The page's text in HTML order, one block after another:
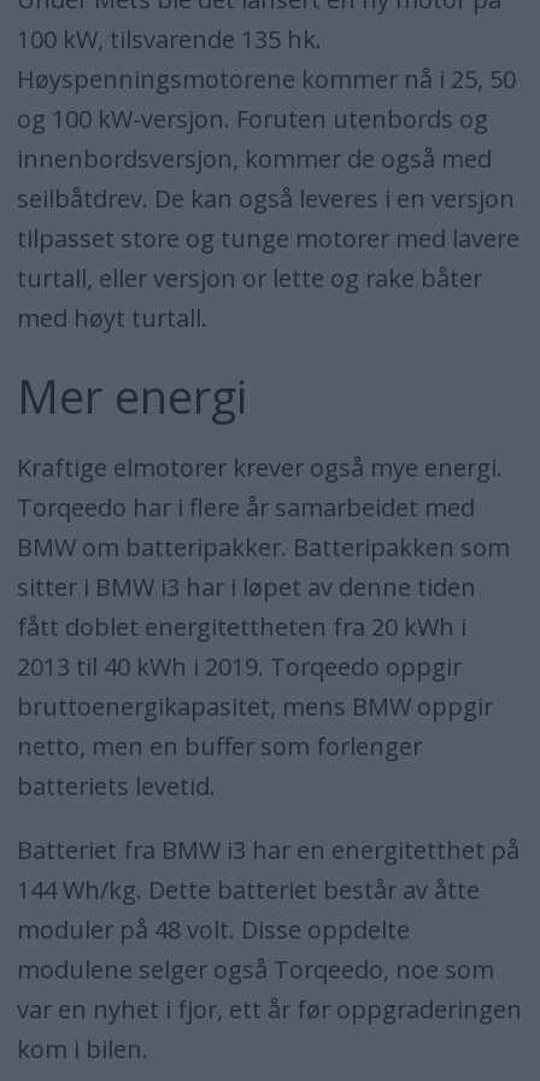
100 kW, tilsvarende 135 hk.
Høyspenningsmotorene kommer nå i 25, 50
og 100 kW-versjon. Foruten utenbords og
innenbordsversjon, kommer de også med
seilbåtdrev. De kan også leveres i en versjon
tilpasset store og tunge motorer med lavere
turtall, eller versjon or lette og rake båter
med høyt turtall.
Mer energi
Kraftige elmotorer krever også mye energi.
Torqeedo har i flere år samarbeidet med
BMW om batteripakker. Batteripakken som
sitter i BMW i3 har i løpet av denne tiden
fått doblet energitettheten fra 20 kWh i
2013 til 40 kWh i 2019. Torqeedo oppgir
bruttoenergikapasitet, mens BMW oppgir
netto, men en buffer som forlenger
batteriets levetid.
Batteriet fra BMW i3 har en energitetthet på
144 Wh/kg. Dette batteriet består av åtte
moduler på 48 volt. Disse oppdelte
modulene selger også Torqeedo, noe som
var en nyhet i fjor, ett år før oppgraderingen
kom i bilen.